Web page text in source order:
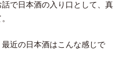
で日本酒の入り口として、真
近の日本酒はこんな感じで